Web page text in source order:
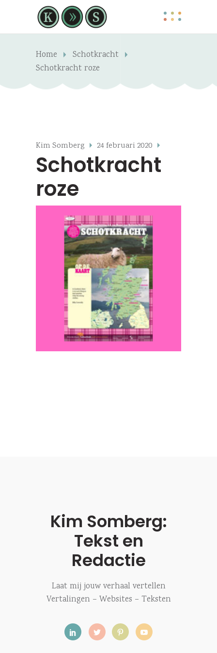
Home
Schotkracht
Schotkracht roze
Kim Somberg 24 februari 2020
Schotkracht
roze
Kim Somberg:
Tekst en
Redactie
Laat mij jouw verhaal vertellen
Vertalingen – Websites – Teksten